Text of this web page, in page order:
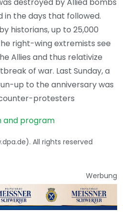
destroyed by Allied bombs
in the days that followed.
historians, up to 25,000
right-wing extremists see
Allies and thus relativize
of war. Last Sunday, a
up to the anniversary was
protesters
and program
All rights reserved
Werbung